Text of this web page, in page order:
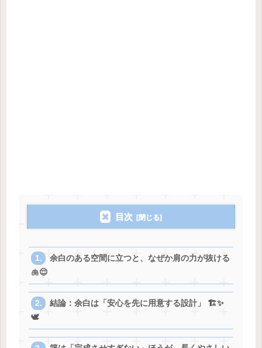
目次
余白のある空間に立つと、なぜか肩の力が抜ける
🫁😌
結論：余白は「安心を先に用意する設計」 🏗️✨
🕊️